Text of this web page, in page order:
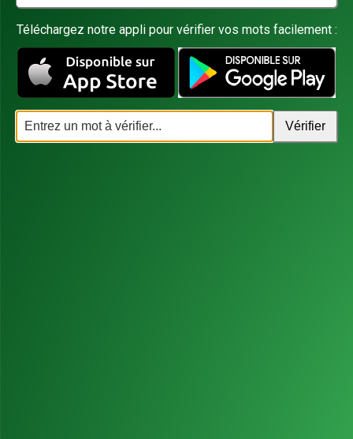
Téléchargez notre appli pour vérifier vos mots facilement :